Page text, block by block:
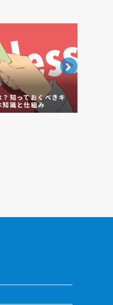
知っておくべきキ
識と仕組み